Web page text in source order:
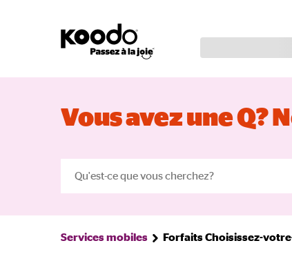
Vous avez une Q?
Services mobiles Forfaits Choisissez-